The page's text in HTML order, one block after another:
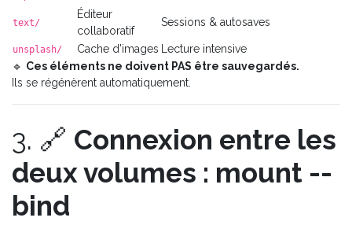
text/
Éditeur
collaboratif
Sessions & autosaves
unsplash/ Cache d’images
Lecture intensive
🔹 Ces éléments ne doivent PAS être sauvegardés.
Ils se régénèrent automatiquement.
3. 🔗 Connexion entre les
deux volumes : mount --
bind